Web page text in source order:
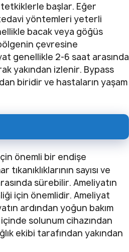
başlar. Eğer
tedavi yöntemleri yeterli
bacak veya göğüs
bölgenin çevresine
genellikle 2-6 saat arasında
yakından izlenir. Bypass
biridir ve hastaların yaşam
önemli bir endişe
sayısı ve
sürebilir. Ameliyatın
için önemlidir. Ameliyat
ardından yoğun bakım
solunum cihazından
ekibi tarafından yakından